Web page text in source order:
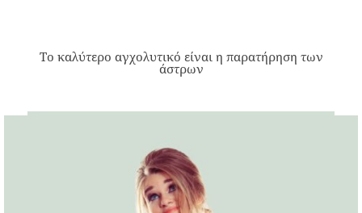
Το καλύτερο αγχολυτικό είναι η παρατήρηση των
άστρων